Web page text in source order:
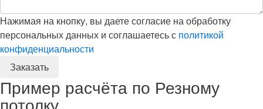
Нажимая на кнопку, вы даете согласие на обработку
персональных данных и соглашаетесь с политикой
конфиденциальности
Пример расчёта по Резному